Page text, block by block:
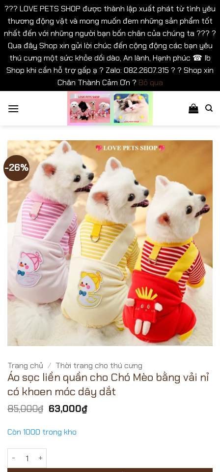
??? LOVE PETS SHOP được thành lập xuất phát từ tình yêu
thương động vật và mong muốn đem những sản phẩm tốt
nhất đến với những người bạn bốn chân của chúng ta ??? ?
Qua đây Shop xin gửi lời chúc đến cộng động các bạn yêu
thú cưng một sức khỏe dồi dào, An lành, Hạnh phúc ☎ Ib
Shop khi cần hỗ trợ gấp ạ ? Zalo: 082.2607.315 ? ? Shop xin
Chân Thành Cảm Ơn ? Bỏ qua
qua
-26%
Trang chủ / Thời trang cho thú cưng
Áo sọc liền quần cho Chó Mèo bằng vải nỉ
có khoen móc dây dắt
85,000₫ Giá
gốc
85,000₫.
63,000₫Giá
Còn 1000 trong kho